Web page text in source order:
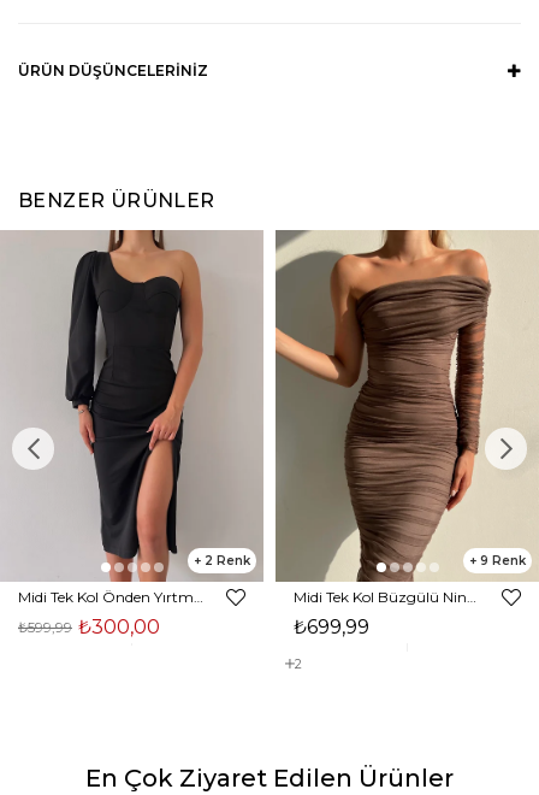
ÜRÜN DÜŞÜNCELERINIZ
BENZER ÜRÜNLER
2
₺300,00
₺599,99
9
₺699,99
2
En Çok Ziyaret Edilen Ürünler